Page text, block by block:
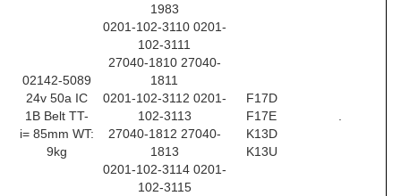
1983
02142-5089
24v 50a IC
1B Belt TT-
i= 85mm WT:
9kg
0201-102-3110 0201-
102-3111
27040-1810 27040-
1811
0201-102-3112 0201-
102-3113
27040-1812 27040-
1813
0201-102-3114 0201-
102-3115
F17D
F17E
K13D
K13U